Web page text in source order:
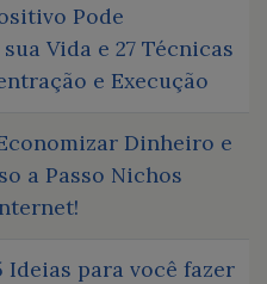
Pode
Vida e 27 Técnicas
e Execução
Dinheiro e
a Passo Nichos
Ideias para você fazer